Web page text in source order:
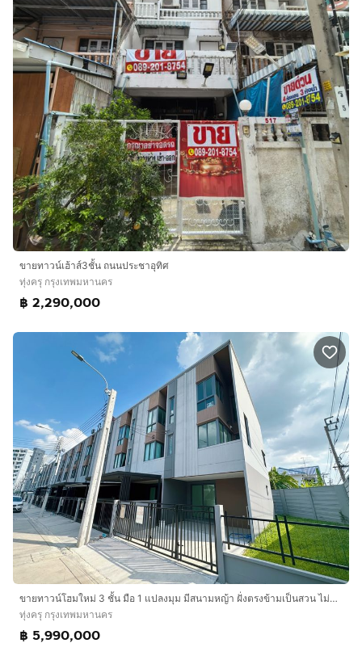
ขายทาวน์​เฮ้าส์3ชั้น​ ถนน​ประชาอุทิศ​
ทุ่งครุ กรุงเทพมหานคร
฿ 2,290,000
ขายทาวน์โฮมใหม่ 3 ชั้น มือ 1 แปลงมุม มีสนามหญ้า ฝั่งตรงข้ามเป็นสวน ไม่ตรงบ้านคนอื่น บ้านกลางเมือง ประชาอุทิศ 60
ทุ่งครุ กรุงเทพมหานคร
฿ 5,990,000